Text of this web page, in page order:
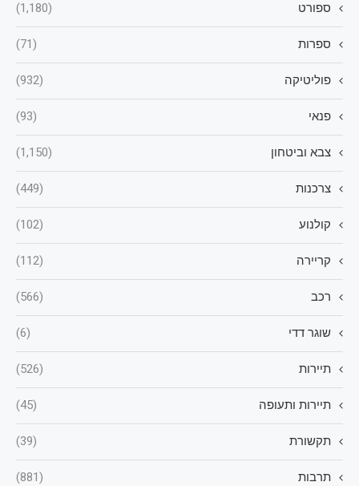
ספורט (1,180)
ספרות (71)
פוליטיקה (932)
פנאי (93)
צבא וביטחון (1,150)
צרכנות (449)
קולנוע (102)
קריירה (112)
רכב (566)
שוגר דדי (6)
תיירות (526)
תיירות ותעופה (45)
תקשורת (39)
תרבות (881)